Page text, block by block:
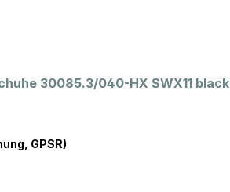
30085.3/040-HX SWX11 black
GPSR)